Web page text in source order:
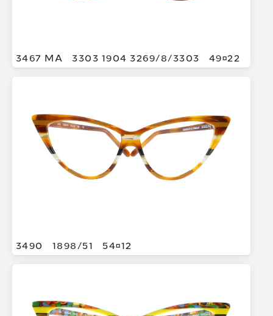
3467 MA 3303 1904 3269/8/3303 4922
3490 1898/51 5412